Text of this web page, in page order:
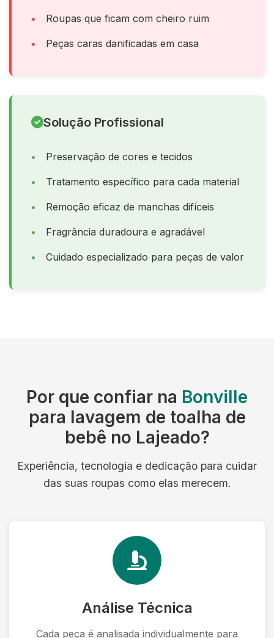
Roupas que ficam com cheiro ruim
Peças caras danificadas em casa
Solução Profissional
Preservação de cores e tecidos
Tratamento específico para cada material
Remoção eficaz de manchas difíceis
Fragrância duradoura e agradável
Cuidado especializado para peças de valor
Por que confiar na Bonville
para lavagem de toalha de
bebê no Lajeado?
Experiência, tecnologia e dedicação para cuidar
das suas roupas como elas merecem.
Análise Técnica
Cada peça é analisada individualmente para